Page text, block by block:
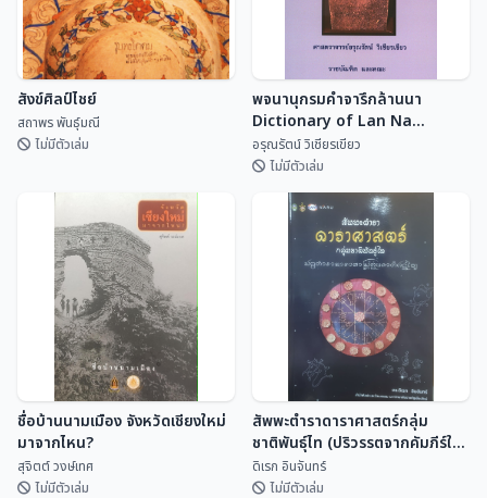
สังข์ศิลป์ไชย์
สถาพร พันธุ์มณี
สังข์ศิลป์ไชย์
สถาพร พันธุ์มณี
ไม่มีตัวเล่ม
พจนานุกรมคำจารึกล้านนา
Dictionary of Lan Na
Inscriptional Vocabulary
อรุณรัตน์ วิเชียรเขี...
พจนานุกรมคำจารึกล้านนา
Dictionary of Lan Na
Inscriptional Vocabulary
อรุณรัตน์ วิเชียรเขียว
ไม่มีตัวเล่ม
ชื่อบ้านนามเมือง จังหวัดเชียงใหม่
มาจากไหน?
สุจิตต์ วงษ์เทศ
ไม่มีตัวเล่ม
สัพพะตำราดาราศาสตร์กลุ่ม
ชาติพันธุ์ไท (ปริวรรตจากคัมภีร์ใบ
ลานและพับสา)
ดิเรก อินจันทร์
ไม่มีตัวเล่ม